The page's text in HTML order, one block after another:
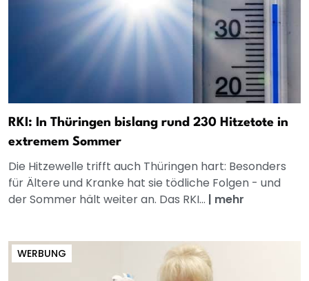
RKI: In Thüringen bislang rund 230 Hitzetote in
extremem Sommer
Die Hitzewelle trifft auch Thüringen hart: Besonders
für Ältere und Kranke hat sie tödliche Folgen - und
der Sommer hält weiter an. Das RKI... | mehr
WERBUNG